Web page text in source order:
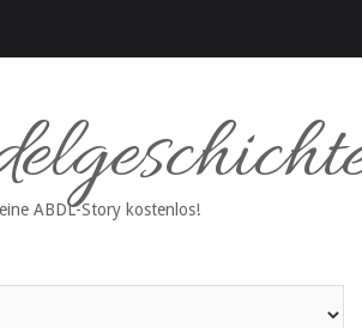
ABDL-Story kostenlos!